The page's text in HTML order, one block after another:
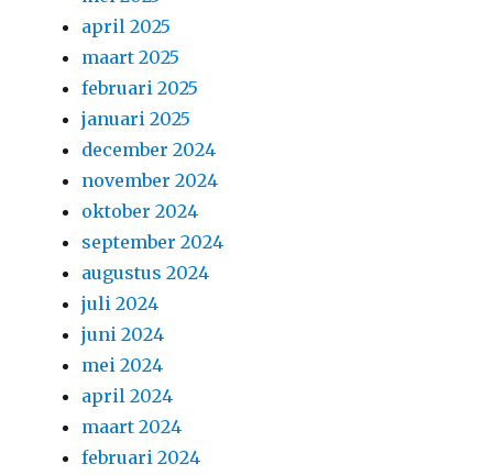
april 2025
maart 2025
februari 2025
januari 2025
december 2024
november 2024
oktober 2024
september 2024
augustus 2024
juli 2024
juni 2024
mei 2024
april 2024
maart 2024
februari 2024